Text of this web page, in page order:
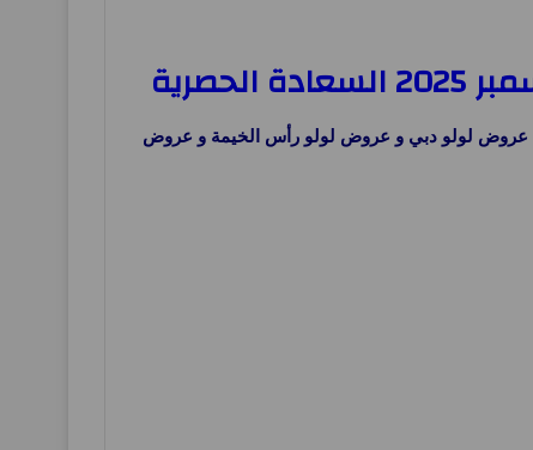
عروض لولو دبي و عروض لولو رأس الخيمة و عروض